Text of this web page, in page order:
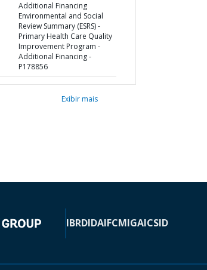
Additional Financing
Environmental and Social
Review Summary (ESRS) -
Primary Health Care Quality
Improvement Program -
Additional Financing -
P178856
Exibir mais
IBRDIDAIFCMIGAICSID